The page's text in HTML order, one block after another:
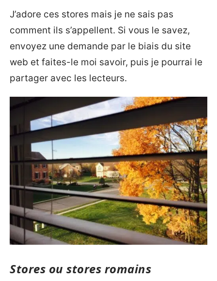
J’adore ces stores mais je ne sais pas
comment ils s’appellent. Si vous le savez,
envoyez une demande par le biais du site
web et faites-le moi savoir, puis je pourrai le
partager avec les lecteurs.
Stores ou stores romains